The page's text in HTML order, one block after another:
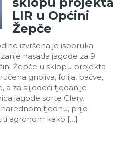
LIR u Općini
Žepče
izvršena je isporuka
nasada jagode za 9
Žepče u sklopu projekta
gnojiva, folija, bačve,
a za slijedeći tjedan je
jagode sorte Clery.
tjednu, prije
agronom kako […]